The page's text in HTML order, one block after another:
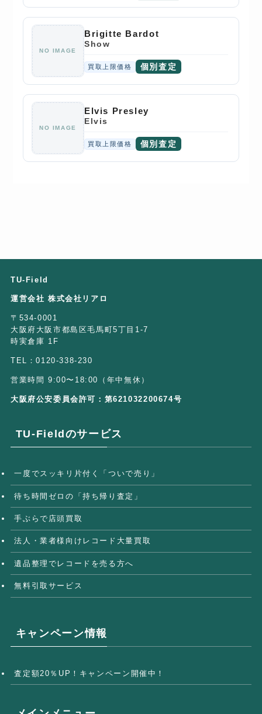
NO IMAGE
Brigitte Bardot
Show
買取上限価格 個別査定
NO IMAGE
Elvis Presley
Elvis
買取上限価格 個別査定
TU-Field
運営会社 株式会社リアロ
〒534-0001
大阪府大阪市都島区毛馬町5丁目1-7
時実倉庫 1F
TEL：0120-338-230
営業時間 9:00〜18:00（年中無休）
大阪府公安委員会許可：第621032200674号
TU-Fieldのサービス
一度でスッキリ片付く「ついで売り」
待ち時間ゼロの「持ち帰り査定」
手ぶらで店頭買取
法人・業者様向けレコード大量買取
遺品整理でレコードを売る方へ
無料引取サービス
キャンペーン情報
査定額20％UP！キャンペーン開催中！